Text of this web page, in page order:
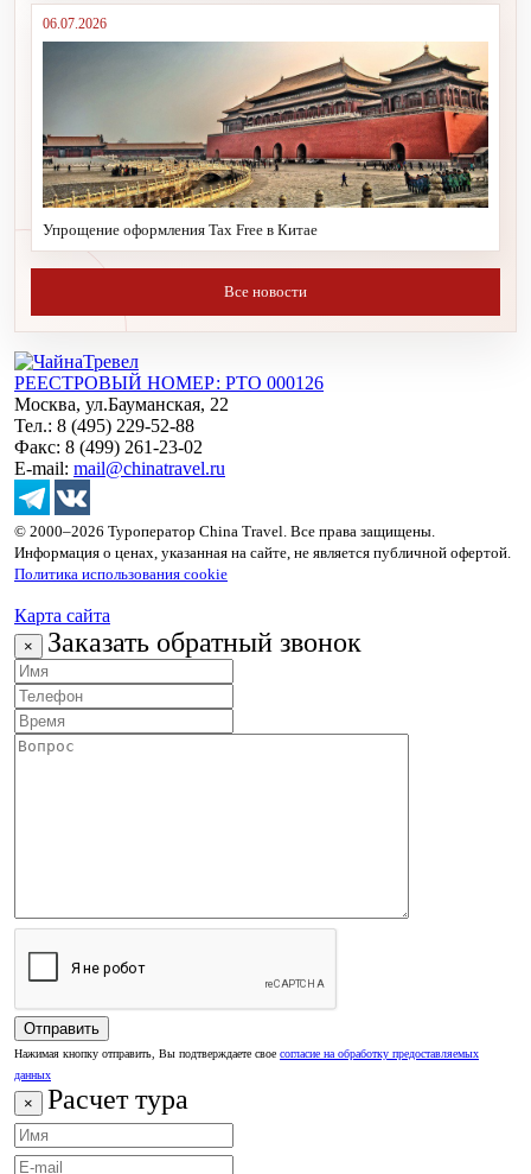
06.07.2026
Упрощение оформления Tax Free в Китае
Все новости
РЕЕСТРОВЫЙ НОМЕР: РТО 000126
Москва, ул.Бауманская, 22
Тел.: 8 (495) 229-52-88
Факс: 8 (499) 261-23-02
E-mail: mail@chinatravel.ru
© 2000–2026 Туроператор China Travel. Все права защищены.
Информация о ценах, указанная на сайте, не является публичной офертой.
Политика использования cookie
Карта сайта
× Заказать обратный звонок
Нажимая кнопку отправить, Вы подтверждаете свое согласие на обработку предоставляемых
данных
× Расчет тура